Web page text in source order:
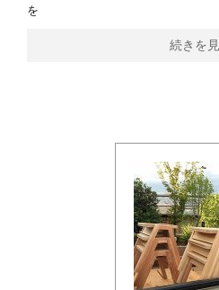
を
続きを